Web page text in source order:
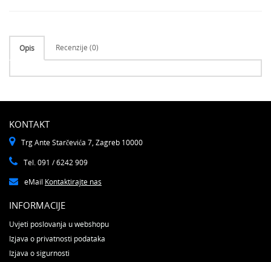
Opis Recenzije (0)
KONTAKT
Trg Ante Starčevića 7, Zagreb 10000
Tel. 091 / 6242 909
eMail Kontaktirajte nas
INFORMACIJE
Uvjeti poslovanja u webshopu
Izjava o privatnosti podataka
Izjava o sigurnosti